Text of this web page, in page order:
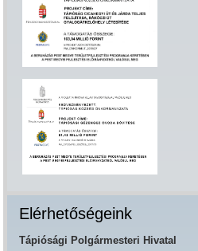
Elérhetőségeink
Tápiósági Polgármesteri Hivatal